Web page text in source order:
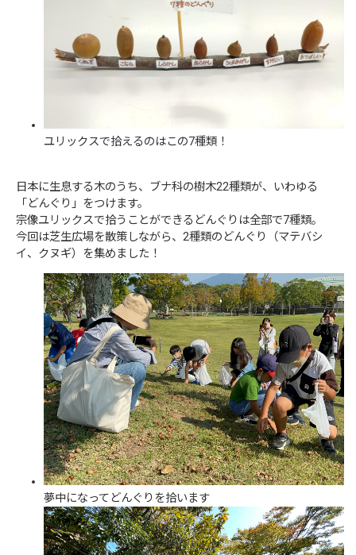
ユリックスで拾えるのはこの7種類！
日本に生息する木のうち、ブナ科の樹木22種類が、いわゆる
「どんぐり」をつけます。
宗像ユリックスで拾うことができるどんぐりは全部で7種類。
今回は芝生広場を散策しながら、2種類のどんぐり（マテバシ
イ、クヌギ）を集めました！
夢中になってどんぐりを拾います